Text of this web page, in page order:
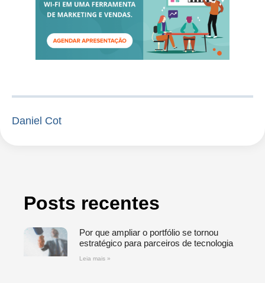
Daniel Cot
Posts recentes
Por que ampliar o portfólio se tornou
estratégico para parceiros de tecnologia
Leia mais »